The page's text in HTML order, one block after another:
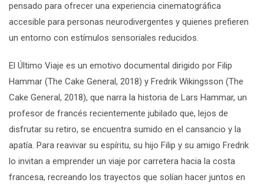
pensado para ofrecer una experiencia cinematográfica
accesible para personas neurodivergentes y quienes prefieren
un entorno con estímulos sensoriales reducidos.
El Último Viaje es un emotivo documental dirigido por Filip
Hammar (The Cake General, 2018) y Fredrik Wikingsson (The
Cake General, 2018), que narra la historia de Lars Hammar, un
profesor de francés recientemente jubilado que, lejos de
disfrutar su retiro, se encuentra sumido en el cansancio y la
apatía. Para reavivar su espíritu, su hijo Filip y su amigo Fredrik
lo invitan a emprender un viaje por carretera hacia la costa
francesa, recreando los trayectos que solían hacer juntos en